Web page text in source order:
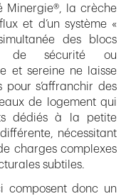
Minergie®, la crèche
et d’un système «
des blocs
de sécurité ou
et sereine ne laisse
s’affranchir des
de logement qui
dédiés à la petite
nécessitant
charges complexes
subtiles.
composent donc un